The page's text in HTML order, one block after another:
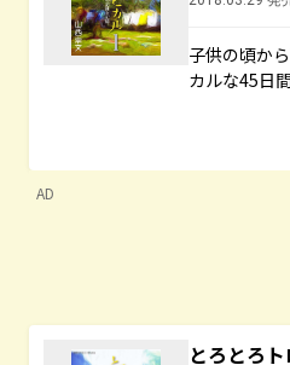
子供の頃か
カルな45日
AD
とろとろ